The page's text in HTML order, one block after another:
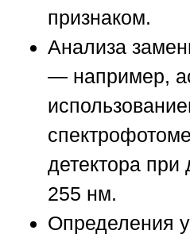
признаком.
Анализа
— например,
детектора
255 нм.
Определения